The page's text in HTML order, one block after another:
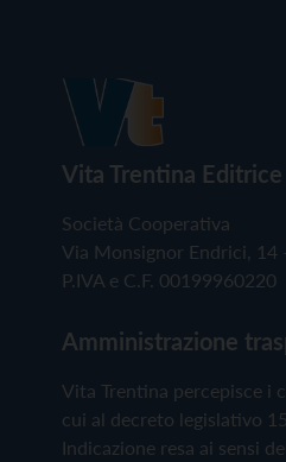
Vita Trentina Editrice
Società Cooperativa
Via Monsignor Endrici, 14
P.IVA e C.F. 00199960220
Amministrazione
Vita Trentina percepisce
cui al decreto legislativo
Indicazione resa ai sensi